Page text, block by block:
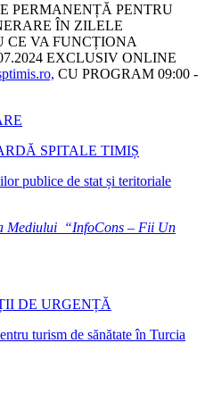
PERMANENȚĂ PENTRU
ÎN ZILELE
CE VA FUNCȚIONA
EXCLUSIV ONLINE
CU PROGRAM 09:00 -
SPITALE TIMIȘ
publice de stat și teritoriale
Mediului “InfoCons – Fii Un
DE URGENȚĂ
turism de sănătate în Turcia